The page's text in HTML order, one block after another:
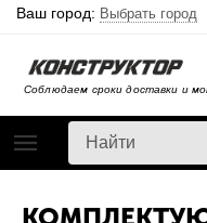
Ваш город: Выбрать город
Соблюдаем сроки доставки и